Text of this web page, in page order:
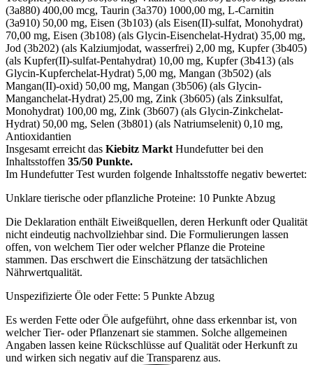
(3a880) 400,00 mcg, Taurin (3a370) 1000,00 mg, L-Carnitin
(3a910) 50,00 mg, Eisen (3b103) (als Eisen(II)-sulfat, Monohydrat)
70,00 mg, Eisen (3b108) (als Glycin-Eisenchelat-Hydrat) 35,00 mg,
Jod (3b202) (als Kalziumjodat, wasserfrei) 2,00 mg, Kupfer (3b405)
(als Kupfer(II)-sulfat-Pentahydrat) 10,00 mg, Kupfer (3b413) (als
Glycin-Kupferchelat-Hydrat) 5,00 mg, Mangan (3b502) (als
Mangan(II)-oxid) 50,00 mg, Mangan (3b506) (als Glycin-
Manganchelat-Hydrat) 25,00 mg, Zink (3b605) (als Zinksulfat,
Monohydrat) 100,00 mg, Zink (3b607) (als Glycin-Zinkchelat-
Hydrat) 50,00 mg, Selen (3b801) (als Natriumselenit) 0,10 mg,
Antioxidantien
Insgesamt erreicht das Kiebitz Markt Hundefutter bei den
Inhaltsstoffen 35/50 Punkte.
Im Hundefutter Test wurden folgende Inhaltsstoffe negativ bewertet:
Unklare tierische oder pflanzliche Proteine: 10 Punkte Abzug
Die Deklaration enthält Eiweißquellen, deren Herkunft oder Qualität
nicht eindeutig nachvollziehbar sind. Die Formulierungen lassen
offen, von welchem Tier oder welcher Pflanze die Proteine
stammen. Das erschwert die Einschätzung der tatsächlichen
Nährwertqualität.
Unspezifizierte Öle oder Fette: 5 Punkte Abzug
Es werden Fette oder Öle aufgeführt, ohne dass erkennbar ist, von
welcher Tier- oder Pflanzenart sie stammen. Solche allgemeinen
Angaben lassen keine Rückschlüsse auf Qualität oder Herkunft zu
und wirken sich negativ auf die Transparenz aus.